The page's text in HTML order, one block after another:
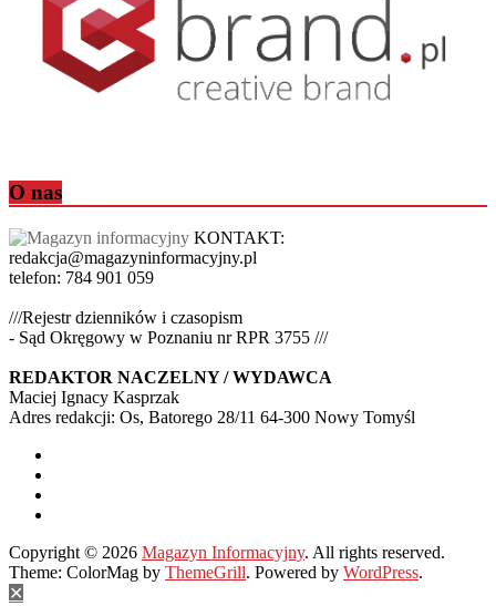
O nas
KONTAKT:
redakcja@magazyninformacyjny.pl
telefon: 784 901 059
///Rejestr dzienników i czasopism
- Sąd Okręgowy w Poznaniu nr RPR 3755 ///
REDAKTOR NACZELNY / WYDAWCA
Maciej Ignacy Kasprzak
Adres redakcji: Os, Batorego 28/11 64-300 Nowy Tomyśl
Copyright © 2026 Magazyn Informacyjny. All rights reserved.
Theme: ColorMag by ThemeGrill. Powered by WordPress.
✕